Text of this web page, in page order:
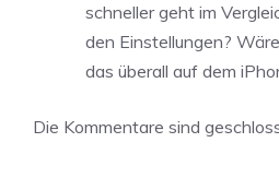
schneller geht im
den Einstellungen?
das überall auf dem
Die Kommentare sind